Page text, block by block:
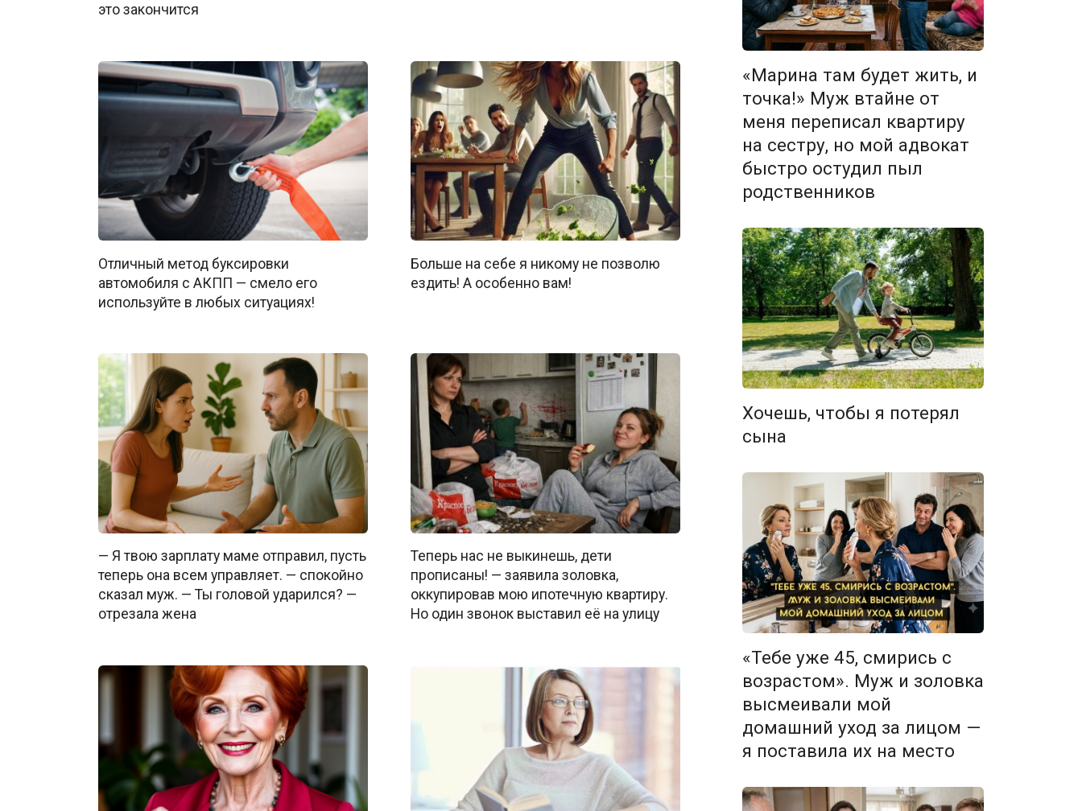
это закончится
Отличный метод буксировки
автомобиля с АКПП — смело его
используйте в любых ситуациях!
Больше на себе я никому не позволю
ездить! А особенно вам!
— Я твою зарплату маме отправил, пусть
теперь она всем управляет. — спокойно
сказал муж. — Ты головой ударился? —
отрезала жена
Теперь нас не выкинешь, дети
прописаны! — заявила золовка,
оккупировав мою ипотечную квартиру.
Но один звонок выставил её на улицу
«Марина там будет жить, и
точка!» Муж втайне от
меня переписал квартиру
на сестру, но мой адвокат
быстро остудил пыл
родственников
Хочешь, чтобы я потерял
сына
«Тебе уже 45, смирись с
возрастом». Муж и золовка
высмеивали мой
домашний уход за лицом —
я поставила их на место